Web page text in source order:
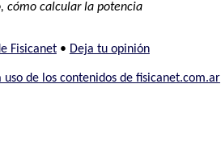
cómo calcular la potencia
Fisicanet• Deja tu opinión
uso de los contenidos de fisicanet.com.ar